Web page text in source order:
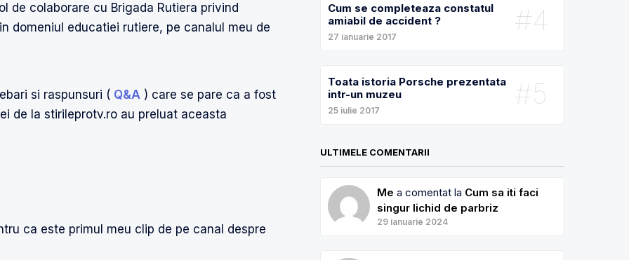
de colaborare cu Brigada Rutiera privind
domeniul educatiei rutiere, pe canalul meu de
si raspunsuri ( Q&A ) care se pare ca a fost
de la stirileprotv.ro au preluat aceasta
ca este primul meu clip de pe canal despre
#4
Cum se completeaza constatul
amiabil de accident ?
27 ianuarie 2017
#5
Toata istoria Porsche prezentata
intr-un muzeu
25 iulie 2017
ULTIMELE COMENTARII
Me a comentat la Cum sa iti faci
singur lichid de parbriz
29 ianuarie 2024